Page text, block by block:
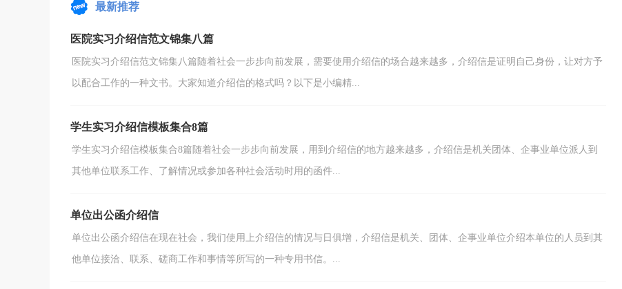
最新推荐
医院实习介绍信范文锦集八篇
医院实习介绍信范文锦集八篇随着社会一步步向前发展，需要使用介绍信的场合越来越多，介绍信是证明自己身份，让对方予
以配合工作的一种文书。大家知道介绍信的格式吗？以下是小编精...
学生实习介绍信模板集合8篇
学生实习介绍信模板集合8篇随着社会一步步向前发展，用到介绍信的地方越来越多，介绍信是机关团体、企事业单位派人到
其他单位联系工作、了解情况或参加各种社会活动时用的函件...
单位出公函介绍信
单位出公函介绍信在现在社会，我们使用上介绍信的情况与日俱增，介绍信是机关、团体、企事业单位介绍本单位的人员到其
他单位接洽、联系、磋商工作和事情等所写的一种专用书信。...